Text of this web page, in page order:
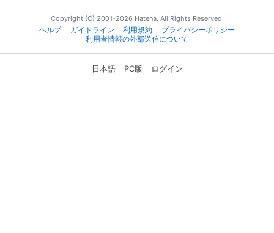
Copyright (C) 2001-2026 Hatena. All Rights Reserved.
ヘルプ
ガイドライン 利用規約
プライバシーポリシー
利用者情報の外部送信について
日本語 PC版 ログイン